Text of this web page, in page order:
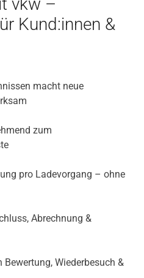
Kund:innen &
macht neue
zum
pro Ladevorgang – ohne
Abrechnung &
Wiederbesuch &